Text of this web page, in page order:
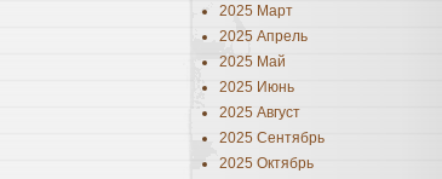
2025 Март
2025 Апрель
2025 Май
2025 Июнь
2025 Август
2025 Сентябрь
2025 Октябрь